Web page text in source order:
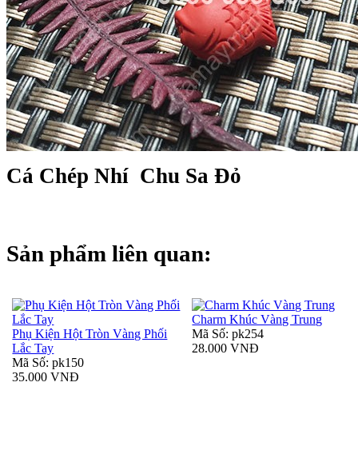
Cá Chép Nhí Chu Sa Đỏ
Sản phẩm liên quan:
Phụ Kiện Hột Tròn Vàng Phối
Lắc Tay
Mã Số: pk150
35.000 VNĐ
Charm Khúc Vàng Trung
Mã Số: pk254
28.000 VNĐ